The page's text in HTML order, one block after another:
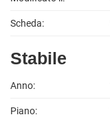
Scheda:
Stabile
Anno:
Piano: